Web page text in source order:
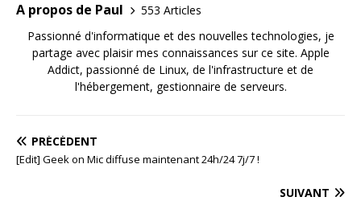
A propos de Paul
553 Articles
Passionné d'informatique et des nouvelles technologies, je
partage avec plaisir mes connaissances sur ce site. Apple
Addict, passionné de Linux, de l'infrastructure et de
l'hébergement, gestionnaire de serveurs.
PRÉCÉDENT
[Edit] Geek on Mic diffuse maintenant 24h/24 7j/7 !
SUIVANT